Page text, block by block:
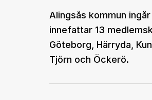
Alingsås kommun
innefattar 13
Göteborg, Härryda,
Tjörn och Öckerö.